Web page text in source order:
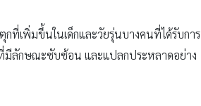
ที่เพิ่มขึ้นในเด็กและวัยรุ่นบางคนที่ได้รับการ
ที่มีลักษณะซับซ้อน และแปลกประหลาดอย่าง